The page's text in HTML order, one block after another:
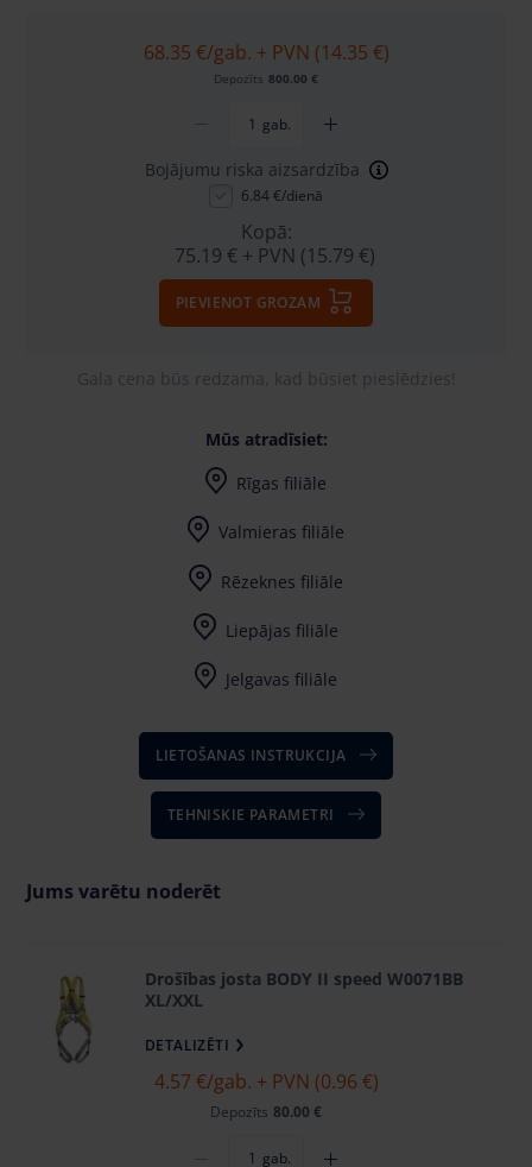
68.35 €/gab. + PVN (14.35 €)
Depozīts 800.00 €
gab.
Bojājumu riska aizsardzība
6.84 €/dienā
Kopā:
75.19 € + PVN (15.79 €)
PIEVIENOT GROZAM
Gala cena būs redzama, kad būsiet pieslēdzies!
Mūs atradīsiet:
Rīgas filiāle
Valmieras filiāle
Rēzeknes filiāle
Liepājas filiāle
Jelgavas filiāle
LIETOŠANAS INSTRUKCIJA
TEHNISKIE PARAMETRI
Jums varētu noderēt
Drošības josta BODY II speed W0071BB
XL/XXL
DETALIZĒTI
4.57 €/gab. + PVN (0.96 €)
Depozīts 80.00 €
gab.